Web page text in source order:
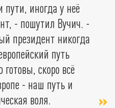
пути, иногда у неё
- пошутил Вучич. -
президент никогда
путь
скоро всё
- наш путь и
воля.